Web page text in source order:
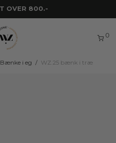
OVER 800.-
0
Bænke i eg / WZ.25 bænk i træ